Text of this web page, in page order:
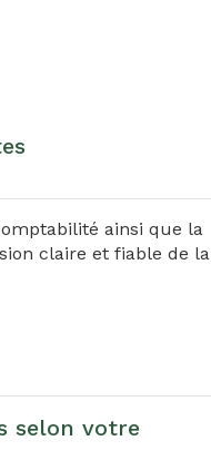
ainsi que la
claire et fiable de la
selon votre